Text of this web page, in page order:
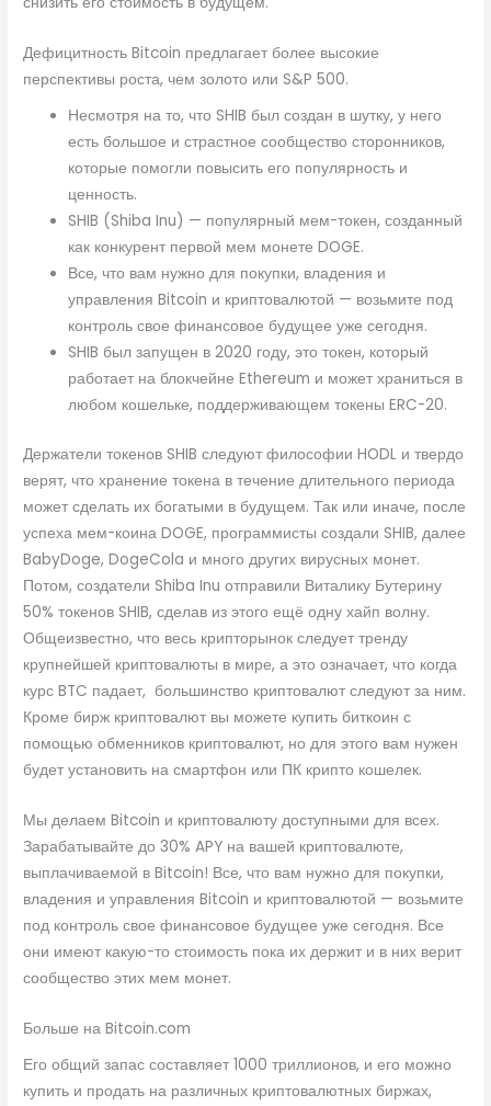
Дефицитность Bitcoin предлагает более высокие
перспективы роста, чем золото или S&P 500.
Несмотря на то, что SHIB был создан в шутку, у него
есть большое и страстное сообщество сторонников,
которые помогли повысить его популярность и
ценность.
SHIB (Shiba Inu) — популярный мем-токен, созданный
как конкурент первой мем монете DOGE.
Все, что вам нужно для покупки, владения и
управления Bitcoin и криптовалютой — возьмите под
контроль свое финансовое будущее уже сегодня.
SHIB был запущен в 2020 году, это токен, который
работает на блокчейне Ethereum и может храниться в
любом кошельке, поддерживающем токены ERC-20.
Держатели токенов SHIB следуют философии HODL и твердо
верят, что хранение токена в течение длительного периода
может сделать их богатыми в будущем. Так или иначе, после
успеха мем-коина DOGE, программисты создали SHIB, далее
BabyDoge, DogeCola и много других вирусных монет.
Потом, создатели Shiba Inu отправили Виталику Бутерину
50% токенов SHIB, сделав из этого ещё одну хайп волну.
Общеизвестно, что весь крипторынок следует тренду
крупнейшей криптовалюты в мире, а это означает, что когда
курс BTC падает, большинство криптовалют следуют за ним.
Кроме бирж криптовалют вы можете купить биткоин с
помощью обменников криптовалют, но для этого вам нужен
будет установить на смартфон или ПК крипто кошелек.
Мы делаем Bitcoin и криптовалюту доступными для всех.
Зарабатывайте до 30% APY на вашей криптовалюте,
выплачиваемой в Bitcoin! Все, что вам нужно для покупки,
владения и управления Bitcoin и криптовалютой — возьмите
под контроль свое финансовое будущее уже сегодня. Все
они имеют какую-то стоимость пока их держит и в них верит
сообщество этих мем монет.
Больше на Bitcoin.com
Его общий запас составляет 1000 триллионов, и его можно
купить и продать на различных криптовалютных биржах,